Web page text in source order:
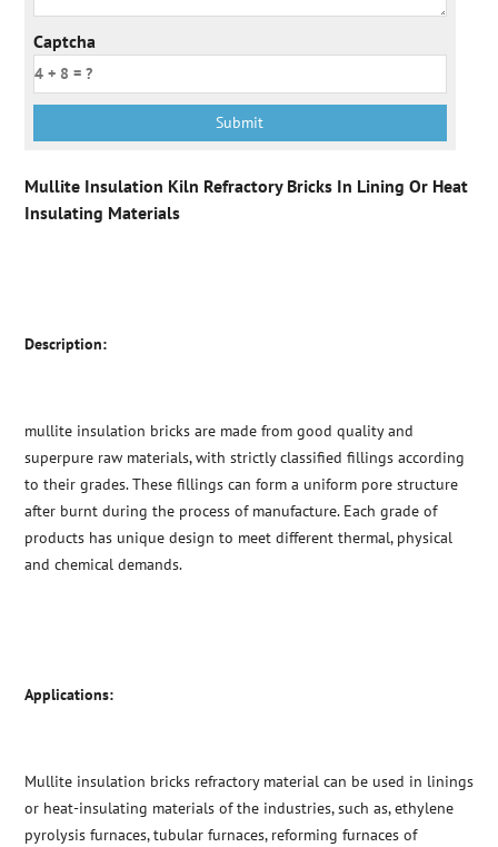
Captcha
Mullite Insulation Kiln Refractory Bricks In Lining Or Heat
Insulating Materials
Description:
mullite insulation bricks are made from good quality and
superpure raw materials, with strictly classified fillings according
to their grades. These fillings can form a uniform pore structure
after burnt during the process of manufacture. Each grade of
products has unique design to meet different thermal, physical
and chemical demands.
Applications:
Mullite insulation bricks refractory material can be used in linings
or heat-insulating materials of the industries, such as, ethylene
pyrolysis furnaces, tubular furnaces, reforming furnaces of